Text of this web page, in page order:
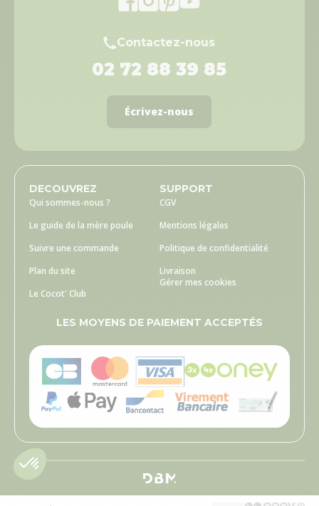
Contactez-nous
02 72 88 39 85
Écrivez-nous
DECOUVREZ
Qui sommes-nous ?
Le guide de la mère poule
Suivre une commande
Plan du site
Le Cocot' Club
SUPPORT
CGV
Mentions légales
Politique de confidentialité
Livraison
Gérer mes cookies
LES MOYENS DE PAIEMENT ACCEPTÉS